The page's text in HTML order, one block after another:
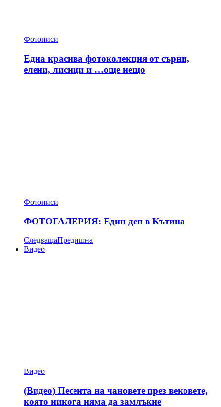
Фотописи
Една красива фотоколекция от сърни,
елени, лисици и …още нещо
Фотописи
ФОТОГАЛЕРИЯ: Един ден в Кътина
СледващаПредишна
Видео
Видео
(Видео) Песента на чановете през вековете,
която никога няма да замлъкне